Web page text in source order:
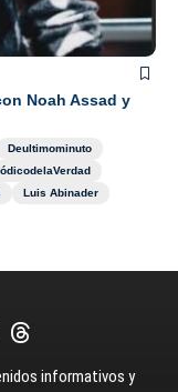
Noah Assad y
Deultimominuto
Luis Abinader
informativos y